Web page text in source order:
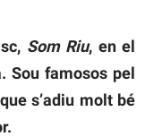
Som Riu, en el
Sou famosos pel
s’adiu molt bé